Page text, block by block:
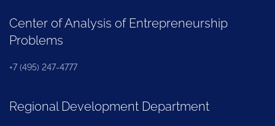
Center of Analysis of Entrepreneurship
Problems
+7 (495) 247-4777
Regional Development Department